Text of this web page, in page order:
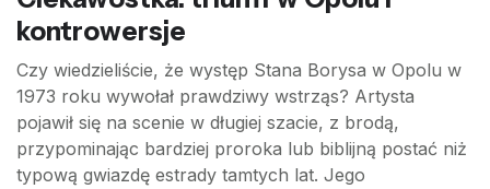
kontrowersje
Czy wiedzieliście, że występ Stana Borysa w Opolu w
1973 roku wywołał prawdziwy wstrząs? Artysta
pojawił się na scenie w długiej szacie, z brodą,
przypominając bardziej proroka lub biblijną postać niż
typową gwiazdę estrady tamtych lat. Jego